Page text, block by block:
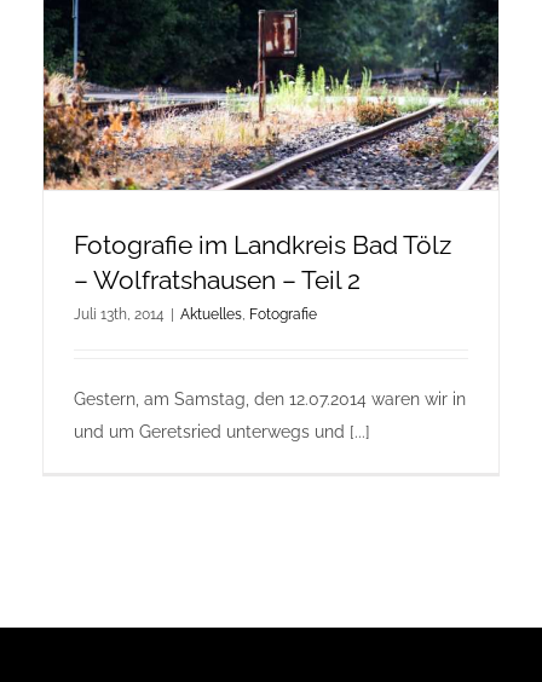
Onlineshop Angebote
Newsletter
Kontakt
Datenschutzerklärung
Fotografie im Landkreis Bad Tölz
– Wolfratshausen – Teil 2
Juli 13th, 2014 | Aktuelles Fotografie
Gestern, am Samstag, den 12.07.2014 waren wir in
und um Geretsried unterwegs und [...]